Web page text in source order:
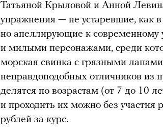
Татьяной Крыловой и Анной
упражнения — не устаревшие, как
но апеллирующие к современному
и милыми персонажами, среди
морская свинка с грязными
неправдоподобных отличников из
делятся по возрастам (от 7 до 10
и проходить их можно без участия
рублей за курс.